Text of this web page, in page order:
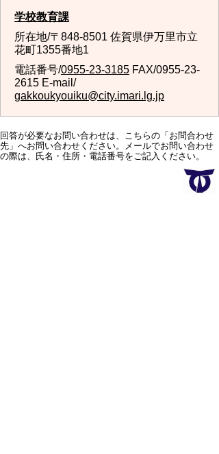
学校教育課
所在地/〒848-8501 佐賀県伊万里市立
花町1355番地1
電話番号/0955-23-3185 FAX/0955-23-
2615 E-mail/
gakkoukyouiku@city.imari.lg.jp
回答が必要なお問い合わせは、こちらの「お問合わせ
先」へお問い合わせください。メールでお問い合わせ
の際は、氏名・住所・電話番号をご記入ください。